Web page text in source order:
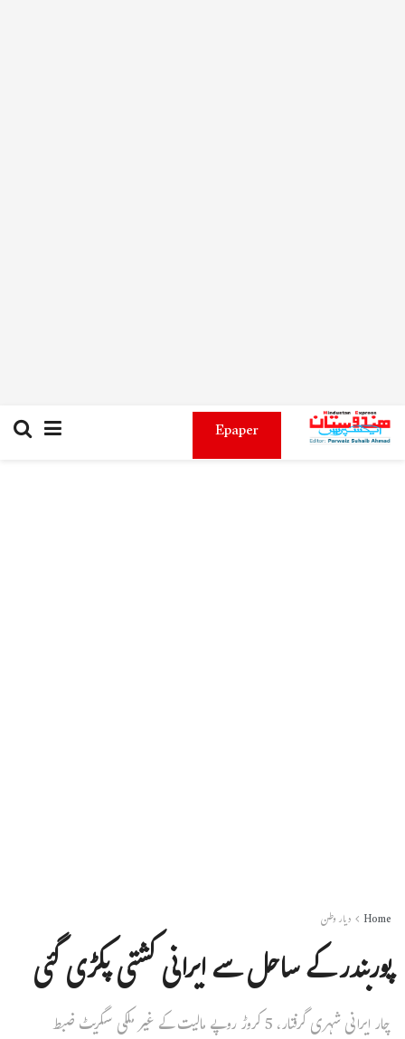
Epaper
Home دیار وطن
پوربندر کے ساحل سے ایرانی کشتی پکڑی گئی
چار ایرانی شہری گرفتار، 5 کروڑ روپے مالیت کے غیر ملکی سگریٹ ضبط